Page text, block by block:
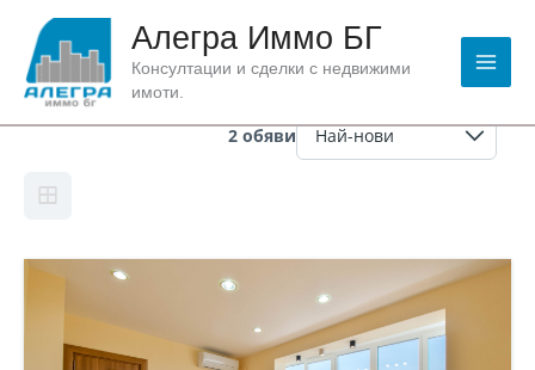
content
Алегра Иммо БГ
Консултации и сделки с недвижими
имоти.
Оборудване: ТЕЦ
2 обяви